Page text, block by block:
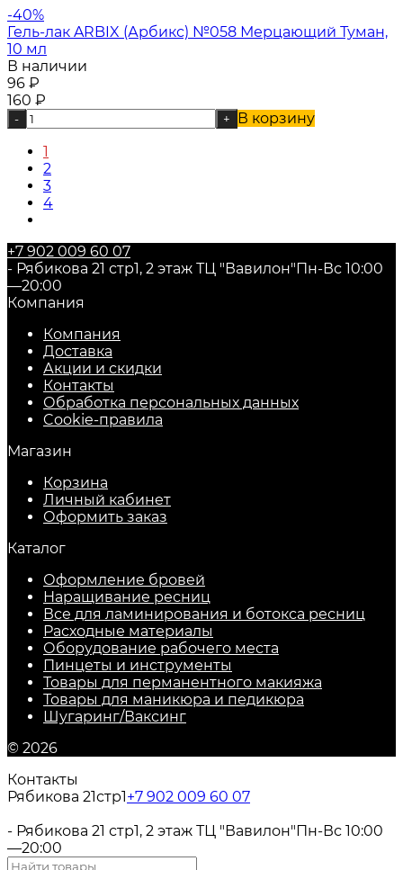
-40%
Гель-лак ARBIX (Арбикс) №058 Мерцающий Туман,
10 мл
В наличии
96 ₽
160 ₽
- +
В корзину
1
2
3
4
+7 902 009 60 07
- Рябикова 21 стр1, 2 этаж ТЦ "Вавилон"Пн-Вс 10:00
—20:00
Компания
Компания
Доставка
Акции и скидки
Контакты
Обработка персональных данных
Cookie-правила
Магазин
Корзина
Личный кабинет
Оформить заказ
Каталог
Оформление бровей
Наращивание ресниц
Все для ламинирования и ботокса ресниц
Расходные материалы
Оборудование рабочего места
Пинцеты и инструменты
Товары для перманентного макияжа
Товары для маникюра и педикюра
Шугаринг/Ваксинг
© 2026
Контакты
Рябикова 21стр1+7 902 009 60 07
- Рябикова 21 стр1, 2 этаж ТЦ "Вавилон"Пн-Вс 10:00
—20:00